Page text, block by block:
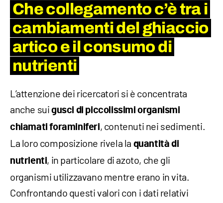
Che collegamento c’è tra i
cambiamenti del ghiaccio
artico e il consumo di
nutrienti
L’attenzione dei ricercatori si è concentrata
anche sui gusci di piccolissimi organismi
chiamati foraminiferi, contenuti nei sedimenti.
La loro composizione rivela la quantità di
nutrienti, in particolare di azoto, che gli
organismi utilizzavano mentre erano in vita.
Confrontando questi valori con i dati relativi